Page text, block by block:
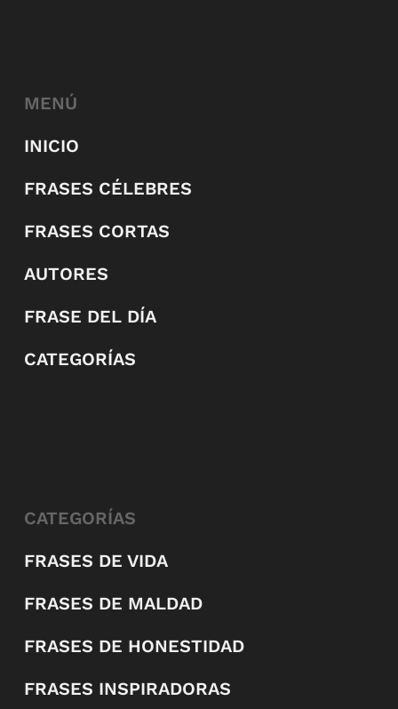
MENÚ
INICIO
FRASES CÉLEBRES
FRASES CORTAS
AUTORES
FRASE DEL DÍA
CATEGORÍAS
CATEGORÍAS
FRASES DE VIDA
FRASES DE MALDAD
FRASES DE HONESTIDAD
FRASES INSPIRADORAS